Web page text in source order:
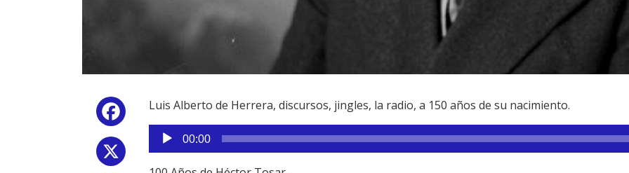
Facebook
Luis Alberto de Herrera, discursos, jingles, la radio, a 150 años de su nacimiento.
Reproductor
de
audio
00:00